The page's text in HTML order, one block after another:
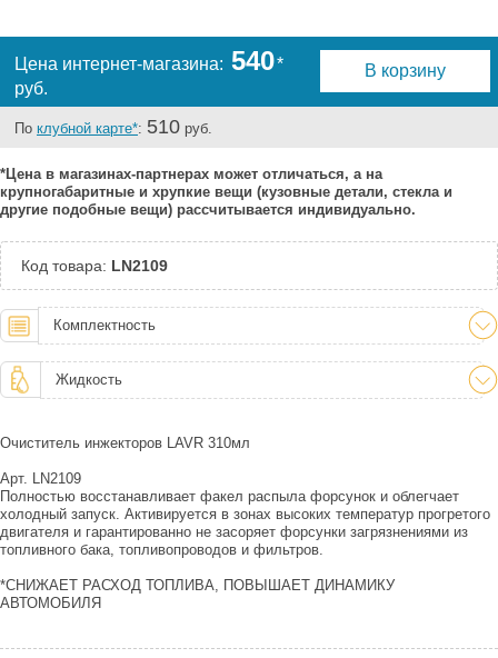
Краснодар:
Под заказ
Нальчик:
Самара:
Под заказ
Тюмень:
Под заказ
Челябинск:
Под заказ
Цена интернет-магазина: 540*
руб.
В корзину
По клубной карте*: 510 руб.
*Цена в магазинах-партнерах может отличаться, а на
крупногабаритные и хрупкие вещи (кузовные детали, стекла и
другие подобные вещи) рассчитывается индивидуально.
Код товара: LN2109
Комплектность
Жидкость
Очиститель инжекторов LAVR 310мл
Арт. LN2109
Полностью восстанавливает факел распыла форсунок и облегчает
холодный запуск. Активируется в зонах высоких температур прогретого
двигателя и гарантированно не засоряет форсунки загрязнениями из
топливного бака, топливопроводов и фильтров.
*СНИЖАЕТ РАСХОД ТОПЛИВА, ПОВЫШАЕТ ДИНАМИКУ
АВТОМОБИЛЯ